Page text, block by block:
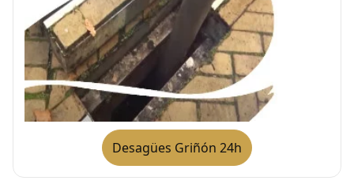
Desagües Griñón 24h